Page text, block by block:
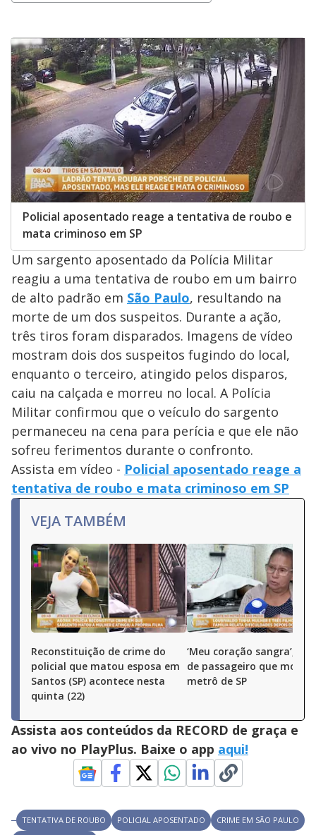
Policial aposentado reage a tentativa de roubo e
mata criminoso em SP
Um sargento aposentado da Polícia Militar
reagiu a uma tentativa de roubo em um bairro
de alto padrão em São Paulo, resultando na
morte de um dos suspeitos. Durante a ação,
três tiros foram disparados. Imagens de vídeo
mostram dois dos suspeitos fugindo do local,
enquanto o terceiro, atingido pelos disparos,
caiu na calçada e morreu no local. A Polícia
Militar confirmou que o veículo do sargento
permaneceu na cena para perícia e que ele não
sofreu ferimentos durante o confronto.
Assista em vídeo - Policial aposentado reage a
tentativa de roubo e mata criminoso em SP
VEJA TAMBÉM
Reconstituição de crime do
policial que matou esposa em
Santos (SP) acontece nesta
quinta (22)
‘Meu coração sangra’,
de passageiro que
metrô de SP
Assista aos conteúdos da RECORD de graça e
ao vivo no PlayPlus. Baixe o app aqui!
TENTATIVA DE ROUBO POLICIAL APOSENTADO
CRIME EM SÃO PAULO